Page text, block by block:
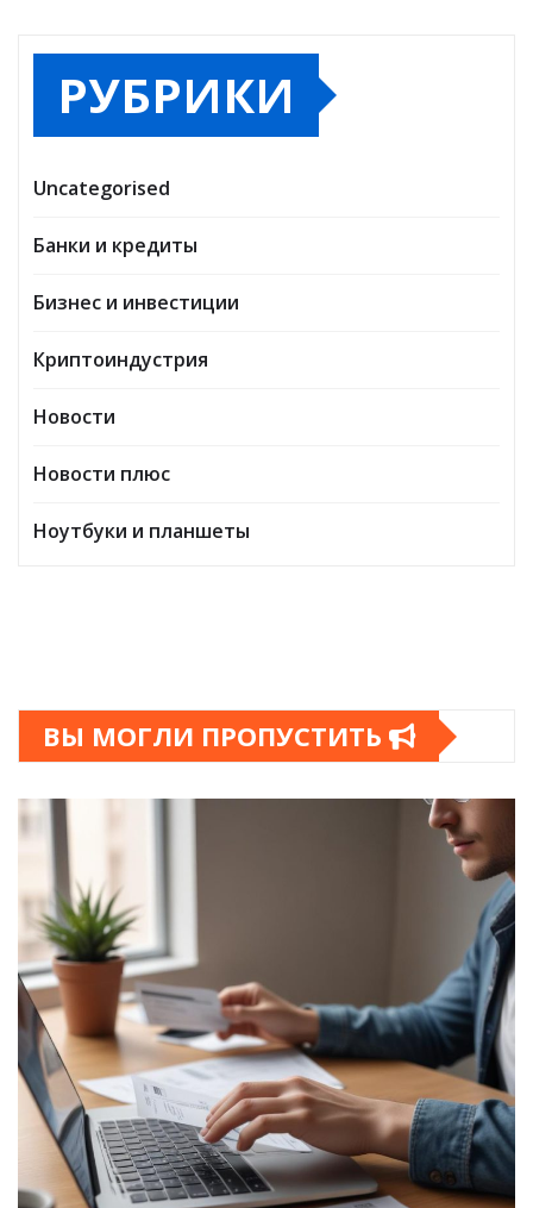
РУБРИКИ
Uncategorised
Банки и кредиты
Бизнес и инвестиции
Криптоиндустрия
Новости
Новости плюс
Ноутбуки и планшеты
ВЫ МОГЛИ ПРОПУСТИТЬ